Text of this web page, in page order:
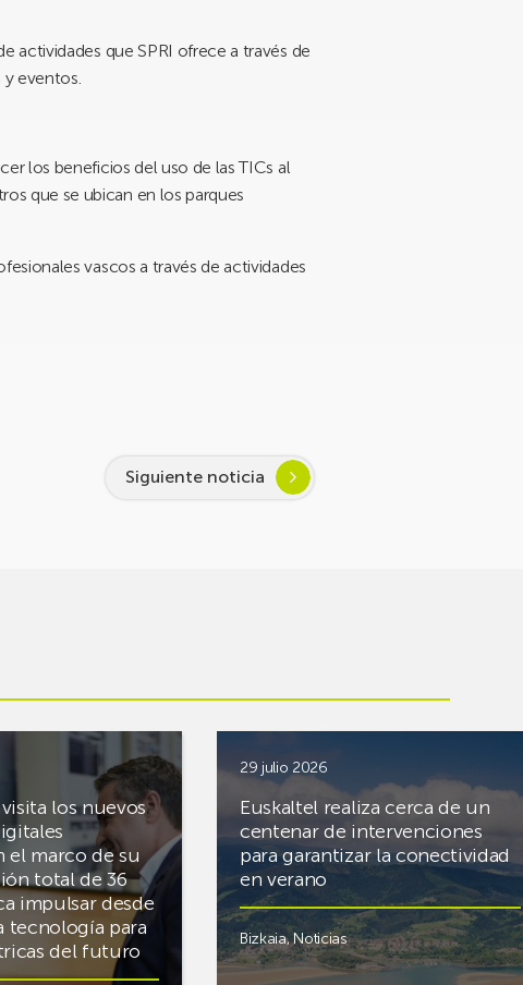
actividades que SPRI ofrece a través de
eventos.
los beneficios del uso de las TICs al
que se ubican en los parques
vascos a través de actividades
Siguiente noticia
los nuevos
el marco de su
total de 36
impulsar desde
tecnología para
del futuro
29 julio 2026
Euskaltel realiza cerca de un
centenar de intervenciones
para garantizar la conectividad
en verano
Bizkaia,Noticias